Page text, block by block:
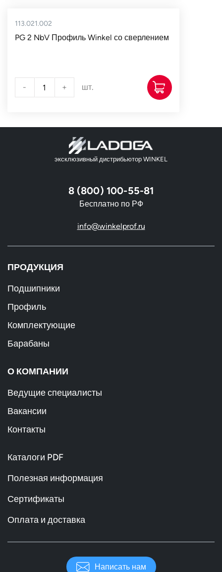
113.021.002
PG 2 NbV Профиль Winkel со сверлением
- + шт.
эксклюзивный дистрибьютор WINKEL
8 (800) 100-55-81
Бесплатно по РФ
info@winkelprof.ru
ПРОДУКЦИЯ
Подшипники
Профиль
Комплектующие
Барабаны
О КОМПАНИИ
Ведущие специалисты
Вакансии
Контакты
Каталоги PDF
Полезная информация
Сертификаты
Оплата и доставка
Написать нам